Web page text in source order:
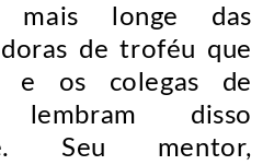
mais longe das
de troféu que
e os colegas de
disso
Seu mentor,